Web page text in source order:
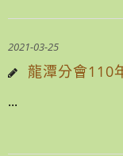
2021-03-25
龍潭分會110
...